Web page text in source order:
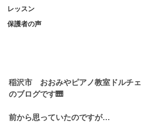
レッスン
保護者の声
稲沢市　おおみやピアノ教室ドルチェ
のブログです🎹
前から思っていたのですが…